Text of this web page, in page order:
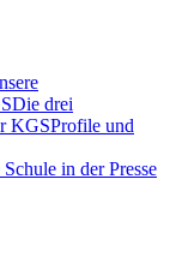
Die drei
KGSProfile und
in der Presse